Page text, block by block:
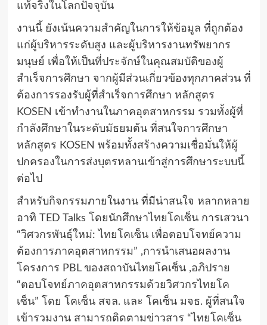
แท้จริงในโลกปัจจุบัน
งานนี้ ยังเน้นความสำคัญในการให้ข้อมูล ที่ถูกต้อง
แก่ผู้บริหารระดับสูง และผู้บริหารงานทรัพยากร
มนุษย์ เพื่อให้เป็นที่ประจักษ์ในคุณสมบัติของผู้
สำเร็จการศึกษา จากผู้มีส่วนเกี่ยวข้องทุกภาคส่วน ที่
ต้องการรองรับผู้ที่สำเร็จการศึกษา หลักสูตร
KOSEN เข้าทำงานในภาคอุตสาหกรรม รวมทั้งผู้ที่
กำลังศึกษาในระดับมัธยมต้น ที่สนใจการศึกษา
หลักสูตร KOSEN พร้อมทั้งสร้างความเชื่อมั่นให้ผู้
ปกครองในการส่งบุตรหลานเข้าสู่การศึกษาระบบนี้
ต่อไป
สำหรับกิจกรรมภายในงาน ที่มีน่าสนใจ หลากหลาย
อาทิ TED Talks โดยนักศึกษาไทยโคเซ็น การเสวนา
“วิศวกรพันธุ์ใหม่: ไทยโคเซ็น เพื่อตอบโจทย์ความ
ต้องการภาคอุตสาหกรรม” ,การนำเสนอผลงาน
โครงการ PBL ของสถาบันไทยโคเซ็น ,อภิปราย
“ตอบโจทย์ภาคอุตสาหกรรมด้วยวิศวกรไทยโค
เซ็น” โดย โคเซ็น สจล. และ โคเซ็น มจธ. ผู้ที่สนใจ
เข้ารวมงาน สามารถติดตามข่าวสาร “ไทยโคเซ็น